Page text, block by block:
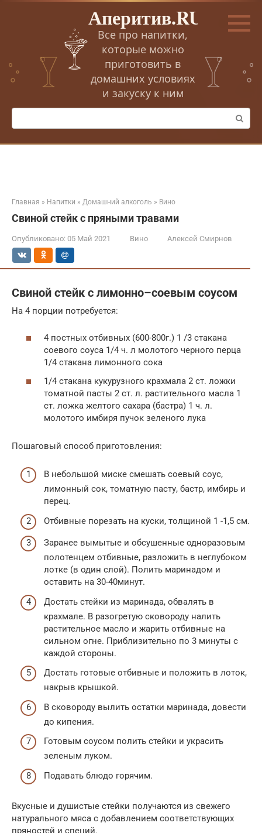
Перейти
Аперитив.RU
Все про напитки,
которые можно
приготовить в
домашних условиях
и закуску к ним
Поиск:
Главная » Напитки » Домашний алкоголь » Вино
Свиной стейк с пряными травами
Опубликовано: 05 Май 2021 Вино Алексей Смирнов
Свиной стейк с лимонно–соевым соусом
На 4 порции потребуется:
4 постных отбивных (600-800г.) 1 /3 стакана
соевого соуса 1/4 ч. л молотого черного перца
1/4 стакана лимонного сока
1/4 стакана кукурузного крахмала 2 ст. ложки
томатной пасты 2 ст. л. растительного масла 1
ст. ложка желтого сахара (бастра) 1 ч. л.
молотого имбиря пучок зеленого лука
Пошаговый способ приготовления:
В небольшой миске смешать соевый соус,
лимонный сок, томатную пасту, бастр, имбирь и
перец.
Отбивные порезать на куски, толщиной 1 -1,5 см.
Заранее вымытые и обсушенные одноразовым
полотенцем отбивные, разложить в неглубоком
лотке (в один слой). Полить маринадом и
оставить на 30-40минут.
Достать стейки из маринада, обвалять в
крахмале. В разогретую сковороду налить
растительное масло и жарить отбивные на
сильном огне. Приблизительно по 3 минуты с
каждой стороны.
Достать готовые отбивные и положить в лоток,
накрыв крышкой.
В сковороду вылить остатки маринада, довести
до кипения.
Готовым соусом полить стейки и украсить
зеленым луком.
Подавать блюдо горячим.
Вкусные и душистые стейки получаются из свежего
натурального мяса с добавлением соответствующих
пряностей и специй.